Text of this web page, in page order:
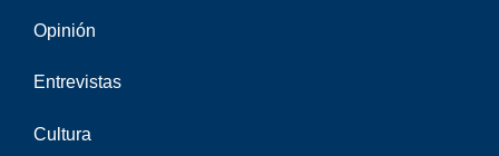
Opinión
Entrevistas
Cultura